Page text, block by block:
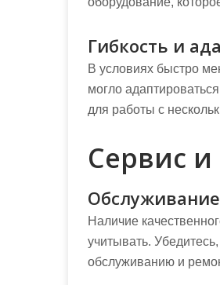
Гибкость и
В условиях быстро
могло
для работы с
Сервис
Наличие
учитывать.
обслуживанию и